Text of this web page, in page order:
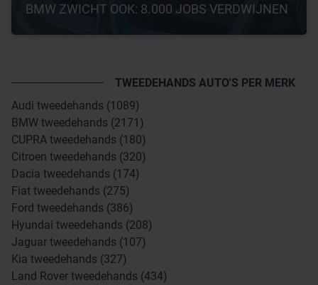
BMW ZWICHT OOK: 8.000 JOBS VERDWIJNEN
TWEEDEHANDS AUTO'S PER MERK
Audi tweedehands (1089)
BMW tweedehands (2171)
CUPRA tweedehands (180)
Citroen tweedehands (320)
Dacia tweedehands (174)
Fiat tweedehands (275)
Ford tweedehands (386)
Hyundai tweedehands (208)
Jaguar tweedehands (107)
Kia tweedehands (327)
Land Rover tweedehands (434)